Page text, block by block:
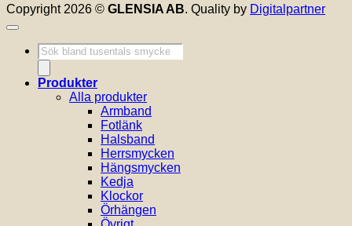
Copyright 2026 © GLENSIA AB. Quality by Digitalpartner
Produktsökning
Produkter
Alla produkter
Armband
Fotlänk
Halsband
Herrsmycken
Hängsmycken
Kedja
Klockor
Örhängen